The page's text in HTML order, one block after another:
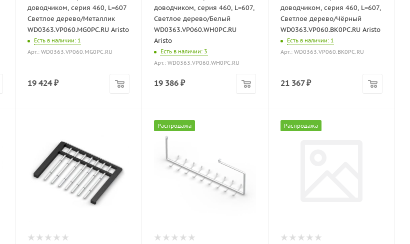
доводчиком, серия 460, L=607
Светлое дерево/Металлик
WD0363.VP060.MG0PC.RU Aristo
Есть в наличии: 1
Арт.: WD0363.VP060.MG0PC.RU
19 424₽
доводчиком, серия 460, L=607,
Светлое дерево/Белый
WD0363.VP060.WH0PC.RU
Aristo
Есть в наличии: 3
Арт.: WD0363.VP060.WH0PC.RU
19 386 ₽
доводчиком, серия 460, L=607,
Светлое дерево/Чёрный
WD0363.VP060.BK0PC.RU Aristo
Есть в наличии: 1
Арт.: WD0363.VP060.BK0PC.RU
21 367₽
Распродажа Распродажа